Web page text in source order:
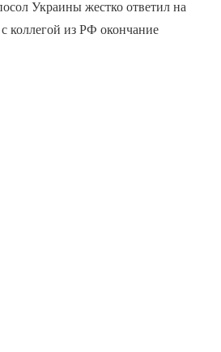
Украины жестко ответил на
коллегой из РФ окончание